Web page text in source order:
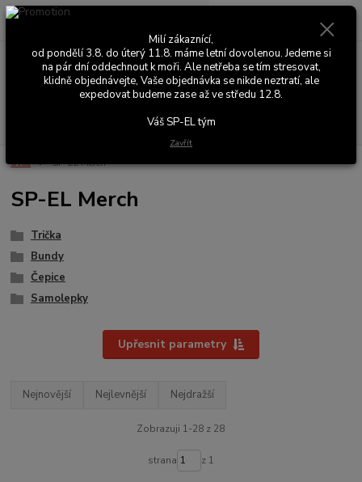
Menu
+420 603 411 581
0,00 Kč
Úvod SP-EL Merch
SP-EL Merch
Trička
Bundy
Čepice
Samolepky
Upřesnit parametry
Nejnovější Nejlevnější Nejdražší
Zobrazuji 1-28 z 28
strana z 1
Milí zákaznící,
od pondělí 3.8. do úterý 11.8. máme letní dovolenou. Jedeme si
na pár dní oddechnout k moři. Ale netřeba se tím stresovat,
klidně objednávejte, Vaše objednávka se nikde neztratí, ale
expedovat budeme zase až ve středu 12.8.
Váš SP-EL tým
Zavřít